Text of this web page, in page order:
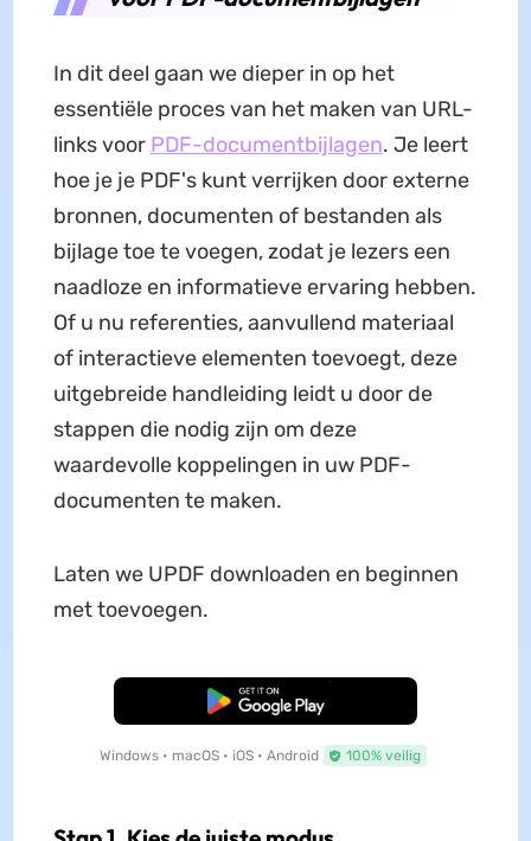
In dit deel gaan we dieper in op het
essentiële proces van het maken van URL-
links voor PDF-documentbijlagen. Je leert
hoe je je PDF's kunt verrijken door externe
bronnen, documenten of bestanden als
bijlage toe te voegen, zodat je lezers een
naadloze en informatieve ervaring hebben.
Of u nu referenties, aanvullend materiaal
of interactieve elementen toevoegt, deze
uitgebreide handleiding leidt u door de
stappen die nodig zijn om deze
waardevolle koppelingen in uw PDF-
documenten te maken.
Laten we UPDF downloaden en beginnen
met toevoegen.
Gratis Download
Windows • macOS • iOS • Android 100% veilig